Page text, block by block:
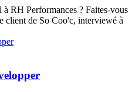
à RH Performances ? Faites-vous
client de So Coo'c, interviewé à